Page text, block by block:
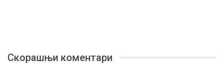
Скорашњи коментари